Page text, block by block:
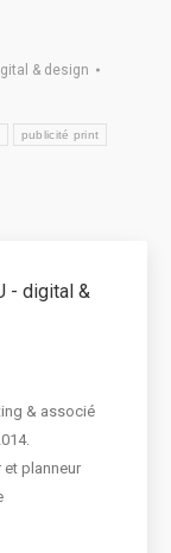
& design
publicité print
- digital &
& associé
planneur